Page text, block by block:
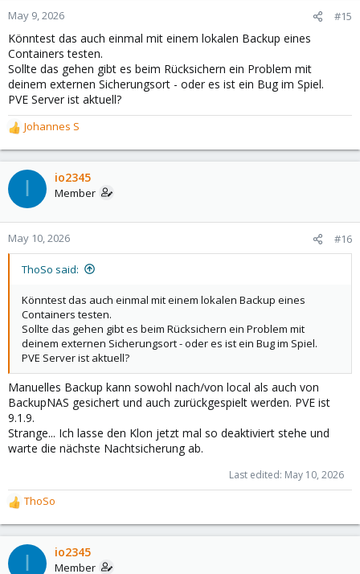
May 9, 2026 #15
Könntest das auch einmal mit einem lokalen Backup eines
Containers testen.
Sollte das gehen gibt es beim Rücksichern ein Problem mit
deinem externen Sicherungsort - oder es ist ein Bug im Spiel.
PVE Server ist aktuell?
R
e
a
c
t
o
n
Johannes S
I io2345
Member
May 10, 2026 #16
ThoSo said:
Könntest das auch einmal mit einem lokalen Backup eines
Containers testen.
Sollte das gehen gibt es beim Rücksichern ein Problem mit
deinem externen Sicherungsort - oder es ist ein Bug im Spiel.
PVE Server ist aktuell?
Manuelles Backup kann sowohl nach/von local als auch von
BackupNAS gesichert und auch zurückgespielt werden. PVE ist
9.1.9.
Strange... Ich lasse den Klon jetzt mal so deaktiviert stehe und
warte die nächste Nachtsicherung ab.
Last edited: May 10, 2026
R
e
a
c
t
ThoSo
I io2345
Member